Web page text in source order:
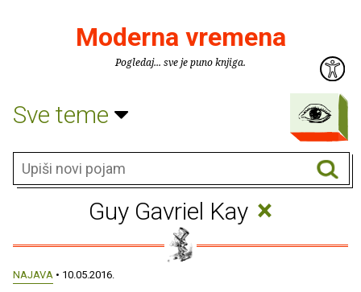
Moderna vremena
Pogledaj... sve je puno knjiga.
Sve teme
Guy Gavriel Kay ×
NAJAVA • 10.05.2016.